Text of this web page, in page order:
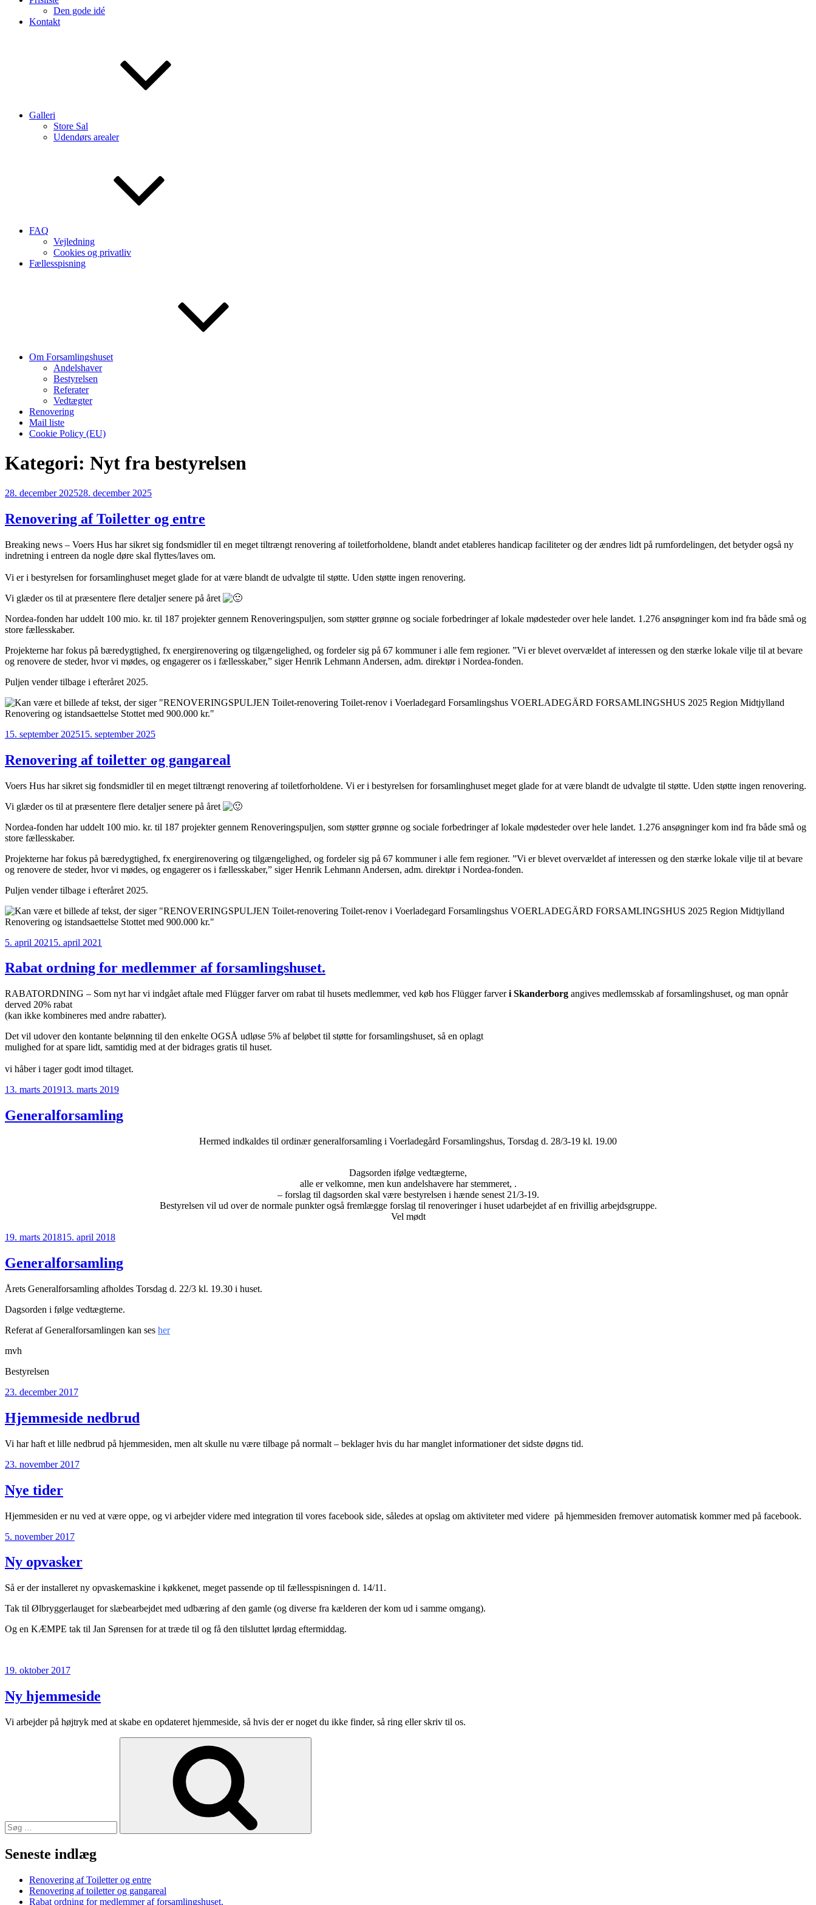
Den gode idé
Kontakt
Galleri
Store Sal
Udendørs arealer
FAQ
Vejledning
Cookies og privatliv
Fællesspisning
Om Forsamlingshuset
Andelshaver
Bestyrelsen
Referater
Vedtægter
Renovering
Mail liste
Cookie Policy (EU)
Kategori: Nyt fra bestyrelsen
Udgivet
28. december 202528. december 2025
Renovering af Toiletter og entre
Breaking news – Voers Hus har sikret sig fondsmidler til en meget tiltrængt renovering af toiletforholdene, blandt andet etableres handicap faciliteter og der ændres lidt på rumfordelingen, det betyder også ny
indretning i entreen da nogle døre skal flyttes/laves om.
Vi er i bestyrelsen for forsamlinghuset meget glade for at være blandt de udvalgte til støtte. Uden støtte ingen renovering.
Vi glæder os til at præsentere flere detaljer senere på året
Nordea-fonden har uddelt 100 mio. kr. til 187 projekter gennem Renoveringspuljen, som støtter grønne og sociale forbedringer af lokale mødesteder over hele landet. 1.276 ansøgninger kom ind fra både små og
store fællesskaber.
Projekterne har fokus på bæredygtighed, fx energirenovering og tilgængelighed, og fordeler sig på 67 kommuner i alle fem regioner. ”Vi er blevet overvældet af interessen og den stærke lokale vilje til at bevare
og renovere de steder, hvor vi mødes, og engagerer os i fællesskaber,” siger Henrik Lehmann Andersen, adm. direktør i Nordea-fonden.
Puljen vender tilbage i efteråret 2025.
Udgivet
15. september 202515. september 2025
Renovering af toiletter og gangareal
Voers Hus har sikret sig fondsmidler til en meget tiltrængt renovering af toiletforholdene. Vi er i bestyrelsen for forsamlinghuset meget glade for at være blandt de udvalgte til støtte. Uden støtte ingen renovering.
Vi glæder os til at præsentere flere detaljer senere på året
Nordea-fonden har uddelt 100 mio. kr. til 187 projekter gennem Renoveringspuljen, som støtter grønne og sociale forbedringer af lokale mødesteder over hele landet. 1.276 ansøgninger kom ind fra både små og
store fællesskaber.
Projekterne har fokus på bæredygtighed, fx energirenovering og tilgængelighed, og fordeler sig på 67 kommuner i alle fem regioner. ”Vi er blevet overvældet af interessen og den stærke lokale vilje til at bevare
og renovere de steder, hvor vi mødes, og engagerer os i fællesskaber,” siger Henrik Lehmann Andersen, adm. direktør i Nordea-fonden.
Puljen vender tilbage i efteråret 2025.
Udgivet
5. april 2021 5. april 2021
Rabat ordning for medlemmer af forsamlingshuset.
RABATORDNING – Som nyt har vi indgået aftale med Flügger farver om rabat til husets medlemmer, ved køb hos Flügger farveri Skanderborg angives medlemsskab af forsamlingshuset, og man opnår
derved 20% rabat
(kan ikke kombineres med andre rabatter).
Det vil udover den kontante belønning til den enkelte OGSÅ udløse 5% af beløbet til støtte for forsamlingshuset, så en oplagt
mulighed for at spare lidt, samtidig med at der bidrages gratis til huset.
vi håber i tager godt imod tiltaget.
Udgivet
13. marts 201913. marts 2019
Generalforsamling
Hermed indkaldes til ordinær generalforsamling i Voerladegård Forsamlingshus, Torsdag d. 28/3-19 kl. 19.00
Dagsorden ifølge vedtægterne,
alle er velkomne, men kun andelshavere har stemmeret, .
– forslag til dagsorden skal være bestyrelsen i hænde senest 21/3-19.
Bestyrelsen vil ud over de normale punkter også fremlægge forslag til renoveringer i huset udarbejdet af en frivillig arbejdsgruppe.
Vel mødt
Udgivet
19. marts 201815. april 2018
Generalforsamling
Årets Generalforsamling afholdes Torsdag d. 22/3 kl. 19.30 i huset.
Dagsorden i følge vedtægterne.
Referat af Generalforsamlingen kan ses her
mvh
Bestyrelsen
Udgivet
23. december 2017
Hjemmeside nedbrud
Vi har haft et lille nedbrud på hjemmesiden, men alt skulle nu være tilbage på normalt – beklager hvis du har manglet informationer det sidste døgns tid.
Udgivet
23. november 2017
Nye tider
Hjemmesiden er nu ved at være oppe, og vi arbejder videre med integration til vores facebook side, således at opslag om aktiviteter med videre på hjemmesiden fremover automatisk kommer med på facebook.
Udgivet
5. november 2017
Ny opvasker
Så er der installeret ny opvaskemaskine i køkkenet, meget passende op til fællesspisningen d. 14/11.
Tak til Ølbryggerlauget for slæbearbejdet med udbæring af den gamle (og diverse fra kælderen der kom ud i samme omgang).
Og en KÆMPE tak til Jan Sørensen for at træde til og få den tilsluttet lørdag eftermiddag.
Udgivet
19. oktober 2017
Ny hjemmeside
Vi arbejder på højtryk med at skabe en opdateret hjemmeside, så hvis der er noget du ikke finder, så ring eller skriv til os.
Seneste indlæg
Renovering af Toiletter og entre
Renovering af toiletter og gangareal
Rabat ordning for medlemmer af forsamlingshuset.